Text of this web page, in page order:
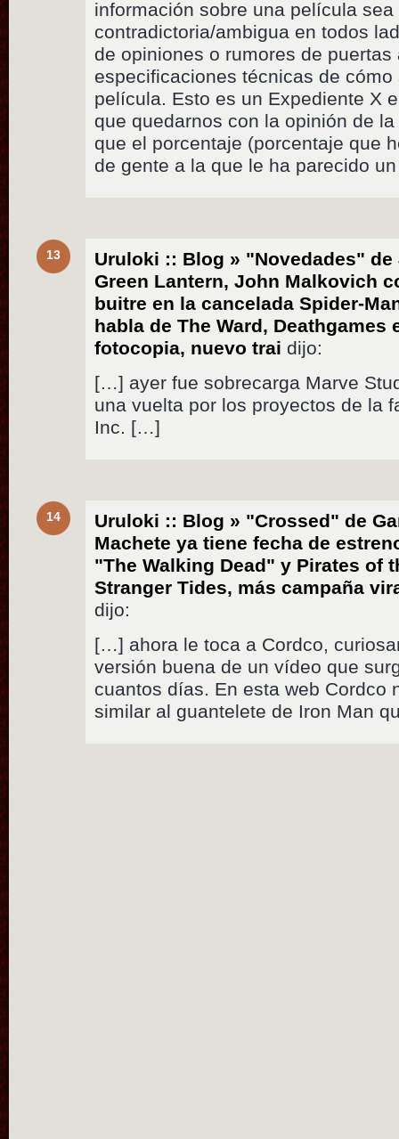
información sobre una película sea
contradictoria/ambigua en todos
de opiniones o rumores de puertas
especificaciones técnicas de
película. Esto es un Expediente X
que quedarnos con la opinión de
que el porcentaje (porcentaje que
de gente a la que le ha parecido
13
Uruloki :: Blog » "Novedades"
Green Lantern, John Malkovich
buitre en la cancelada Spider-
habla de The Ward,
fotocopia, nuevo trai dijo:
[…] ayer fue sobrecarga Marve
una vuelta por los proyectos de la
Inc. […]
14
Uruloki :: Blog » "Crossed" de
Machete ya tiene fecha de
"The Walking Dead" y Pirates of
Stranger Tides, más campaña
dijo:
[…] ahora le toca a Cordco,
versión buena de un vídeo que
cuantos días. En esta web Cordco
similar al guantelete de Iron Man